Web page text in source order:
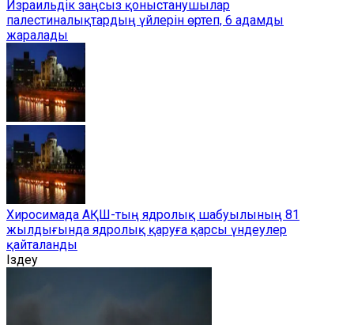
Израильдік заңсыз қоныстанушылар
палестиналықтардың үйлерін өртеп, 6 адамды
жаралады
Хиросимада АҚШ-тың ядролық шабуылының 81
жылдығында ядролық қаруға қарсы үндеулер
қайталанды
Іздеу